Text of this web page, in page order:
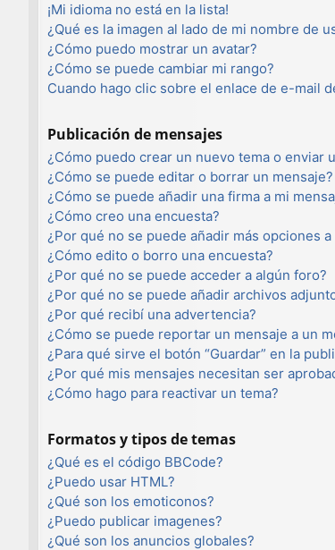
¡Mi idioma no está en la lista!
¿Qué es la imagen al lado de mi nombre de
¿Cómo puedo mostrar un avatar?
¿Cómo se puede cambiar mi rango?
Cuando hago clic sobre el enlace de e-mail
Publicación de mensajes
¿Cómo puedo crear un nuevo tema o enviar
¿Cómo se puede editar o borrar un mensaje?
¿Cómo se puede añadir una firma a mi
¿Cómo creo una encuesta?
¿Por qué no se puede añadir más opciones a
¿Cómo edito o borro una encuesta?
¿Por qué no se puede acceder a algún foro?
¿Por qué no se puede añadir archivos
¿Por qué recibí una advertencia?
¿Cómo se puede reportar un mensaje a un
¿Para qué sirve el botón “Guardar” en la
¿Por qué mis mensajes necesitan ser
¿Cómo hago para reactivar un tema?
Formatos y tipos de temas
¿Qué es el código BBCode?
¿Puedo usar HTML?
¿Qué son los emoticonos?
¿Puedo publicar imagenes?
¿Qué son los anuncios globales?